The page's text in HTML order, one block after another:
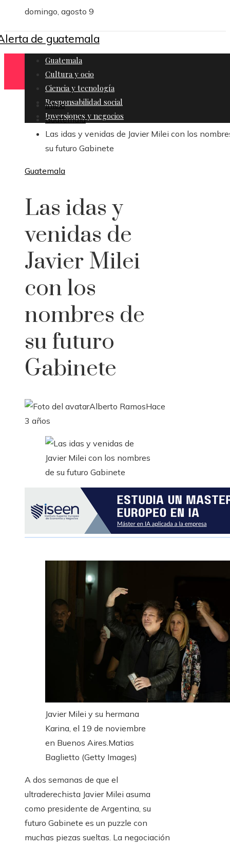
domingo, agosto 9
Guatemala
Cultura y ocio
Ciencia y tecnología
Responsabilidad social
Inversiones y negocios
Inicio
Guatemala
Las idas y venidas de Javier Milei con los
su futuro Gabinete
Guatemala
Las idas y
venidas de
Javier Milei
con los
nombres de
su futuro
Gabinete
Alberto RamosHace
3 años
Javier Milei y su hermana
Karina, el 19 de noviembre
en Buenos Aires.Matias
Baglietto (Getty Images)
A dos semanas de que el
ultraderechista Javier Milei asuma
como presidente de Argentina, su
futuro Gabinete es un puzzle con
muchas piezas sueltas. La negociación